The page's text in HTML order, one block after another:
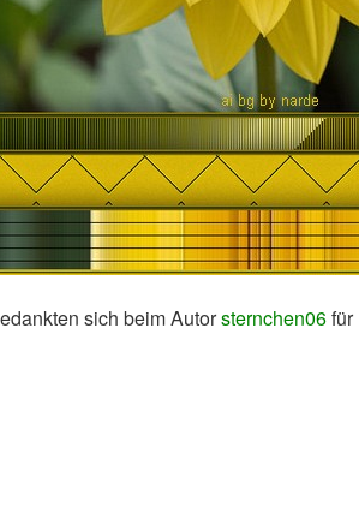
sich beim Autorsternchen06für